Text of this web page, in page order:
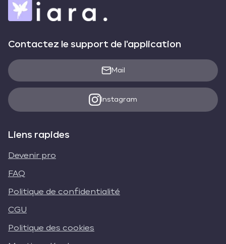
Contactez le support de l'application
Mail
Instagram
Liens rapides
Devenir pro
FAQ
Politique de confidentialité
CGU
Politique des cookies